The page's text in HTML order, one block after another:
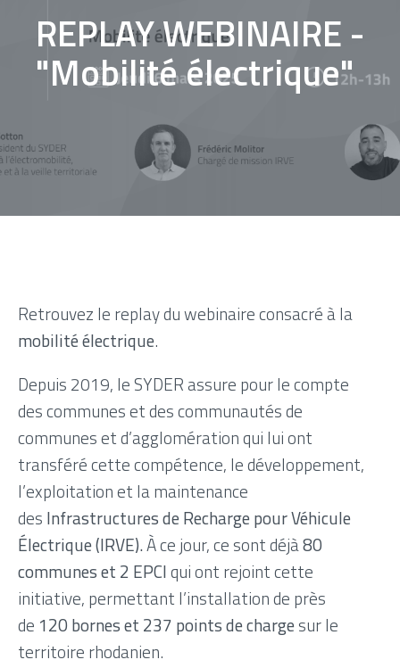
REPLAY WEBINAIRE -
"Mobilité électrique"
Retrouvez le replay du webinaire consacré à la
mobilité électrique.
Depuis 2019, le SYDER assure pour le compte
des communes et des communautés de
communes et d’agglomération qui lui ont
transféré cette compétence, le développement,
l’exploitation et la maintenance
des Infrastructures de Recharge pour Véhicule
Électrique (IRVE).À ce jour, ce sont déjà80
communes et 2 EPCIqui ont rejoint cette
initiative, permettant l’installation de près
de 120 bornes et 237 points de chargesur le
territoire rhodanien.